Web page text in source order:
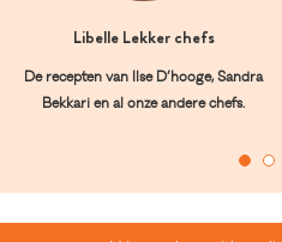
Libelle Lekker chefs
De recepten van Ilse D’hooge, Sandra
Bekkari en al onze andere chefs.